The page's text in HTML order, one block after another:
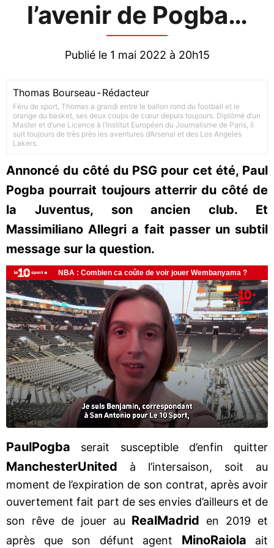
l’avenir de Pogba…
Publié le 1 mai 2022 à 20h15
Thomas Bourseau -Rédacteur
Féru de sport, Thomas a grandi entre le ballon rond du football et le
orange du basket, ses deux coups de cœur depuis toujours. Diplômé d’un
Master et d’une Licence à l’Institut Européen du Journalisme de Paris, il
suit toujours de très près les aventures d’Arsenal et des Los Angeles
Lakers.
Annoncé du côté du PSG pour cet été, Paul
Pogba pourrait toujours atterrir du côté de
la Juventus, son ancien club. Et
Massimiliano Allegri a fait passer un subtil
message sur la question.
PaulPogba serait susceptible d’enfin quitter
ManchesterUnited à l’intersaison, soit au
moment de l’expiration de son contrat, après avoir
ouvertement fait part de ses envies d’ailleurs et de
son rêve de jouer au RealMadrid en 2019 et
après que son défunt agent MinoRaiola ait